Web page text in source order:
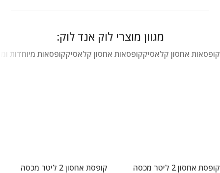
מגוון מוצרי לוק אנד לוק:
קופסאות אחסון קלאסיקקופסאות אחסון קלאסיקקופסאות מיוחדות
קופסת אחסון 2 ליטר מכסה
קופסת אחסון 2 ליטר מכסה